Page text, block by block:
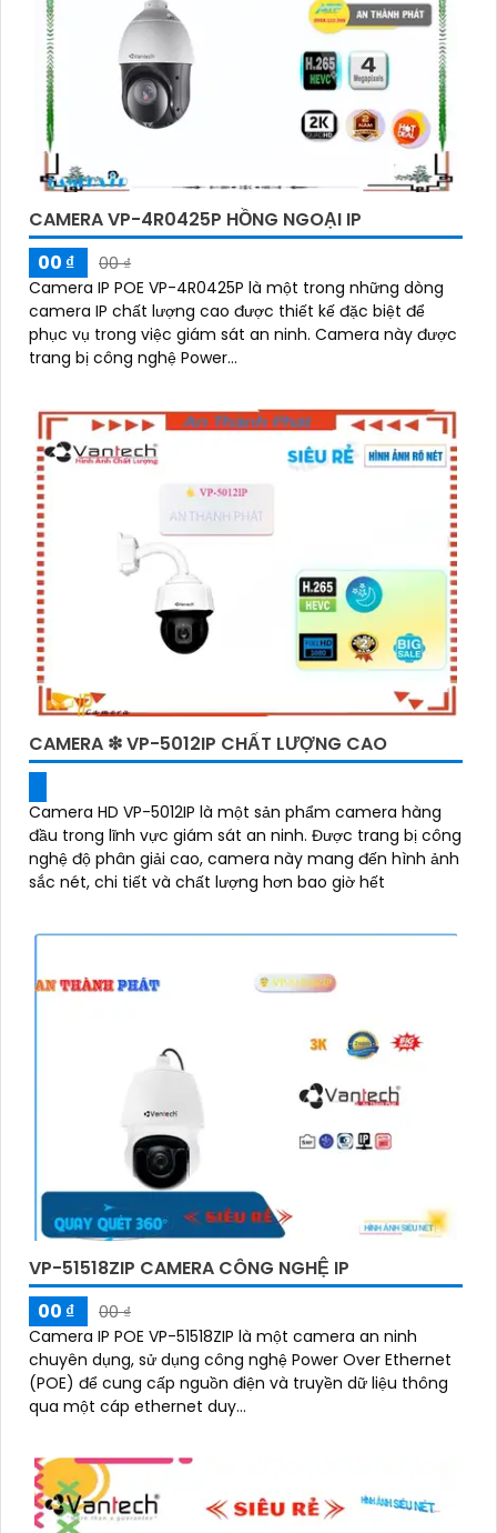
CAMERA VP-4R0425P HỒNG NGOẠI IP
00 ₫
00 ₫
Camera IP POE VP-4R0425P là một trong những dòng
camera IP chất lượng cao được thiết kế đặc biệt để
phục vụ trong việc giám sát an ninh. Camera này được
trang bị công nghệ Power...
CAMERA ❇ VP-5012IP CHẤT LƯỢNG CAO
Camera HD VP-5012IP là một sản phẩm camera hàng
đầu trong lĩnh vực giám sát an ninh. Được trang bị công
nghệ độ phân giải cao, camera này mang đến hình ảnh
sắc nét, chi tiết và chất lượng hơn bao giờ hết
VP-51518ZIP CAMERA CÔNG NGHỆ IP
00 ₫
00 ₫
Camera IP POE VP-51518ZIP là một camera an ninh
chuyên dụng, sử dụng công nghệ Power Over Ethernet
(POE) để cung cấp nguồn điện và truyền dữ liệu thông
qua một cáp ethernet duy...